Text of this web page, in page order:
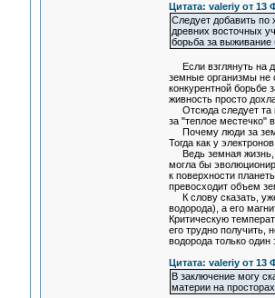
Цитата: valeriy от 13
Следует добавить по
древних восточных
борьба за выживание
Если взглянуть на
земные организмы не
конкурентной борьбе
живность просто
Отсюда следует та
за "теплое местечко"
Почему люди за
Тогда как у
Ведь земная жизнь,
могла бы
к поверхности
превосходит объем
К слову сказать,
водорода), а его
Критическую
его трудно получить,
водорода только один
Цитата: valeriy от 13
В заключение могу
материи на